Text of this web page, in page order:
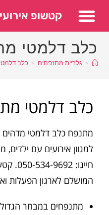
לתוכן
קטשופ
כלב דלמטי
> גלריית מתנפחים > כלב
כלב דלמטי
מתנפח כלב דלמטי
למגוון אירועים עם
חייגו:
המושלם לארגון הפעלות
מתנפחים במבחר